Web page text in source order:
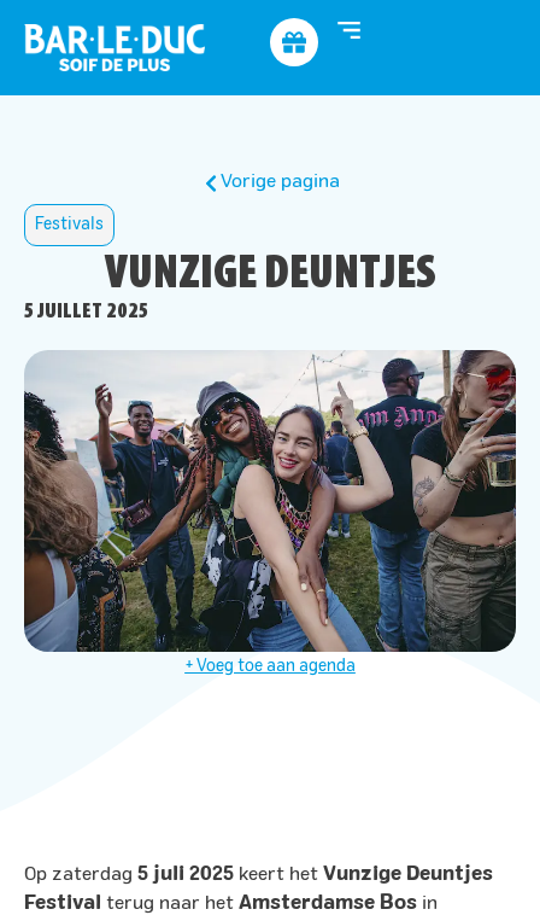
Vorige pagina
Festivals
VUNZIGE DEUNTJES
5 JUILLET 2025
+ Voeg toe aan agenda
Op zaterdag 5 juli 2025 keert het Vunzige Deuntjes
Festival terug naar het Amsterdamse Bos in